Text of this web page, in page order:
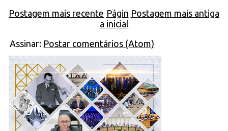
Postagem mais recente Postagem mais antiga
Págin
a inicial
Assinar: Postar comentários (Atom)